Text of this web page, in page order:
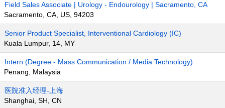
Field Sales Associate | Urology - Endourology | Sacramento, CA
Sacramento, CA, US, 94203
Senior Product Specialist, Interventional Cardiology (IC)
Kuala Lumpur, 14, MY
Intern (Degree - Mass Communication / Media Technology)
Penang, Malaysia
医院准入经理-上海
Shanghai, SH, CN